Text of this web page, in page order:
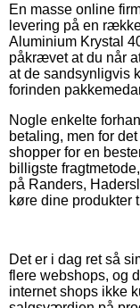
En masse online
levering på en
Aluminium Krystal
påkrævet at du når
at de sandsynligvis
forinden
Nogle enkelte
betaling, men for
shopper for en
billigste
på Randers,
køre dine produkter
Det er i dag ret så
flere webshops, og
internet shops ikke